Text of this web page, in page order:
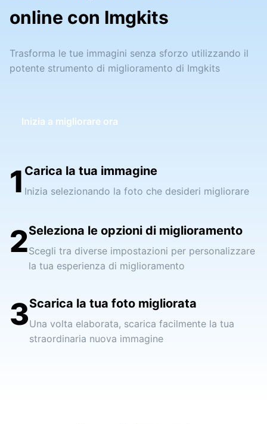
online con Imgkits
Trasforma le tue immagini senza sforzo utilizzando il
potente strumento di miglioramento di Imgkits
Inizia a migliorare ora
1 Carica la tua immagine
Inizia selezionando la foto che desideri migliorare
2Seleziona le opzioni di miglioramento
Scegli tra diverse impostazioni per personalizzare
la tua esperienza di miglioramento
3Scarica la tua foto migliorata
Una volta elaborata, scarica facilmente la tua
straordinaria nuova immagine